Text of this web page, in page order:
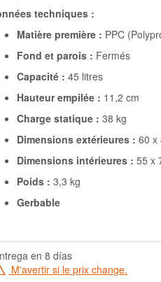
techniques :
Matière première : PPC
Fond et parois : Fermés
Capacité : 45 litres
Hauteur empilée : 11,2 cm
Charge statique : 38 kg
Dimensions extérieures : 60 x
Dimensions intérieures : 55 x
Poids : 3,3 kg
Gerbable
en 8 días
M'avertir si le prix change.